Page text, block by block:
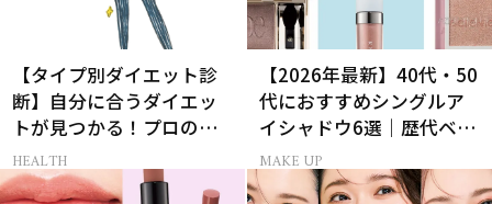
【タイプ別ダイエット診
断】自分に合うダイエッ
トが見つかる！プロの教
える体質別ダイエット方
法
HEALTH
【2026年最新】40代・50
代におすすめシングルア
イシャドウ6選｜歴代ベス
トコスメ受賞まとめ
MAKE UP